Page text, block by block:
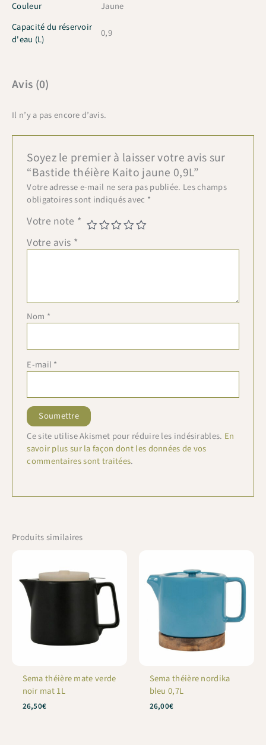
Couleur
Jaune
Capacité du réservoir
d'eau (L)
0,9
Avis (0)
Il n’y a pas encore d’avis.
Soyez le premier à laisser votre avis sur
“Bastide théière Kaito jaune 0,9L”
Votre adresse e-mail ne sera pas publiée. Les champs
obligatoires sont indiqués avec *
Votre note *
Votre avis *
Nom *
E-mail *
Ce site utilise Akismet pour réduire les indésirables. En
savoir plus sur la façon dont les données de vos
commentaires sont traitées.
Produits similaires
Sema théière mate verde
noir mat 1L
26,50€
Sema théière nordika
bleu 0,7L
26,00€